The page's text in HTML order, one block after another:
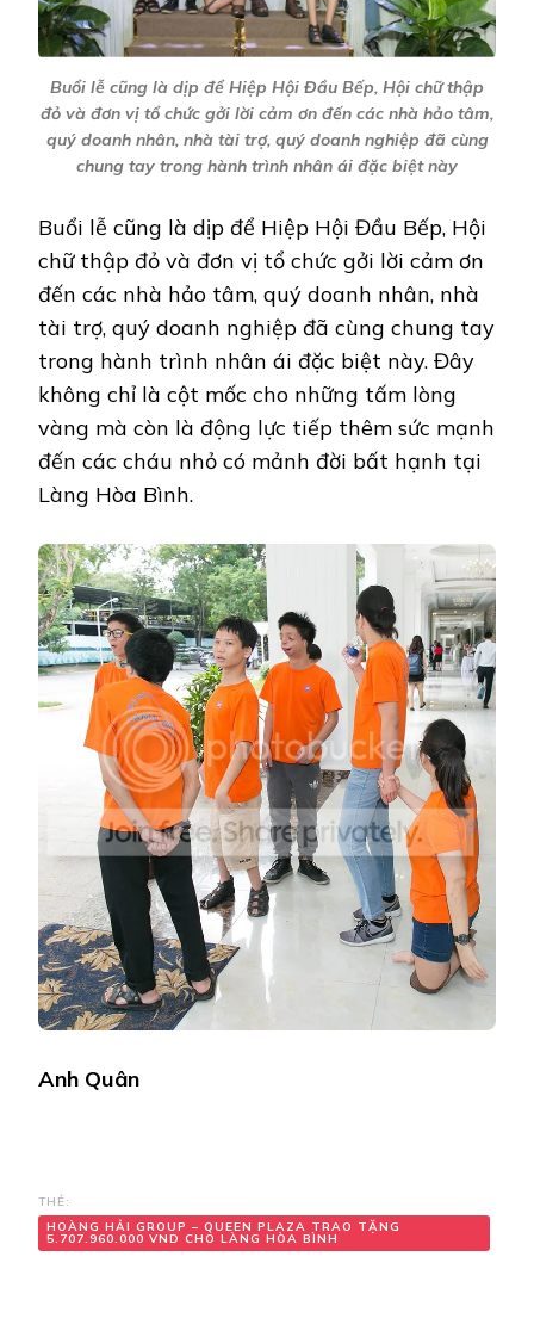
Buổi lễ cũng là dịp để Hiệp Hội Đầu Bếp, Hội chữ thập
đỏ và đơn vị tổ chức gởi lời cảm ơn đến các nhà hảo tâm,
quý doanh nhân, nhà tài trợ, quý doanh nghiệp đã cùng
chung tay trong hành trình nhân ái đặc biệt này
Buổi lễ cũng là dịp để Hiệp Hội Đầu Bếp, Hội
chữ thập đỏ và đơn vị tổ chức gởi lời cảm ơn
đến các nhà hảo tâm, quý doanh nhân, nhà
tài trợ, quý doanh nghiệp đã cùng chung tay
trong hành trình nhân ái đặc biệt này. Đây
không chỉ là cột mốc cho những tấm lòng
vàng mà còn là động lực tiếp thêm sức mạnh
đến các cháu nhỏ có mảnh đời bất hạnh tại
Làng Hòa Bình.
Anh Quân
THẺ:
HOÀNG HẢI GROUP – QUEEN PLAZA TRAO TẶNG
5.707.960.000 VND CHO LÀNG HÒA BÌNH